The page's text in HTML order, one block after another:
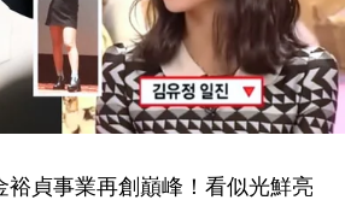
裕貞事業再創巔峰！看似光鮮亮